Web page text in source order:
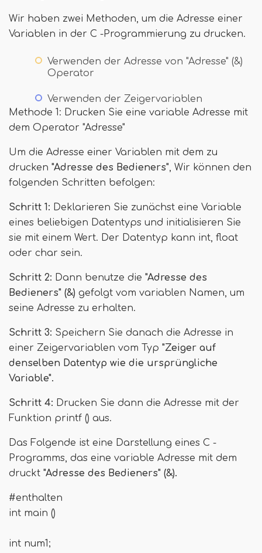
Wir haben zwei Methoden, um die Adresse einer
Variablen in der C -Programmierung zu drucken.
Verwenden der Adresse von "Adresse" (&)
Operator
Verwenden der Zeigervariablen
Methode 1: Drucken Sie eine variable Adresse mit
dem Operator "Adresse"
Um die Adresse einer Variablen mit dem zu
drucken "Adresse des Bedieners", Wir können den
folgenden Schritten befolgen:
Schritt 1: Deklarieren Sie zunächst eine Variable
eines beliebigen Datentyps und initialisieren Sie
sie mit einem Wert. Der Datentyp kann int, float
oder char sein.
Schritt 2: Dann benutze die "Adresse des
Bedieners" (&) gefolgt vom variablen Namen, um
seine Adresse zu erhalten.
Schritt 3: Speichern Sie danach die Adresse in
einer Zeigervariablen vom Typ "Zeiger auf
denselben Datentyp wie die ursprüngliche
Variable".
Schritt 4: Drucken Sie dann die Adresse mit der
Funktion printf () aus.
Das Folgende ist eine Darstellung eines C -
Programms, das eine variable Adresse mit dem
druckt "Adresse des Bedieners" (&).
#enthalten
int main ()
int num1;